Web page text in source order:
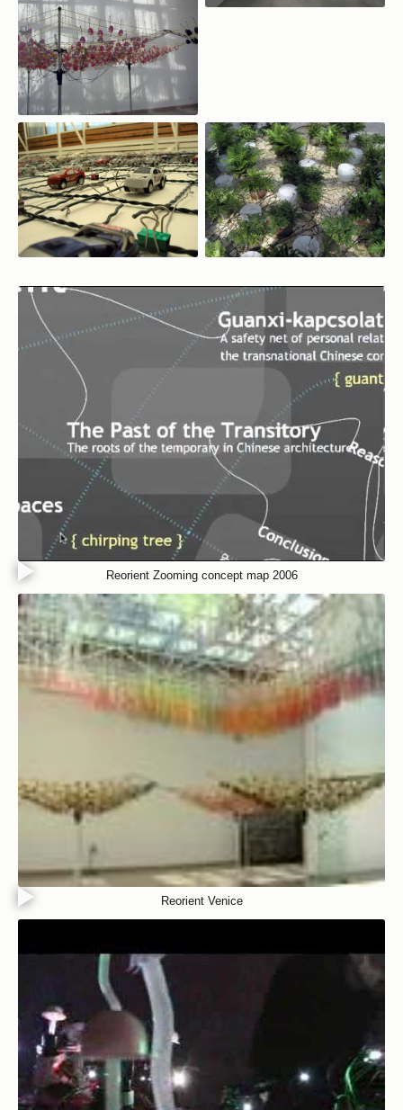
Reorient Zooming concept map 2006
Reorient Venice